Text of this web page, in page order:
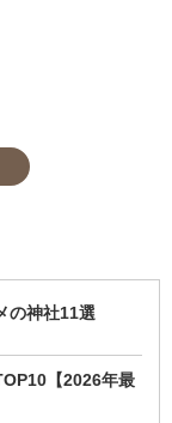
の神社11選
【2026年最